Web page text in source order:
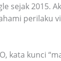
sejak 2015.
perilaku
kata kunci